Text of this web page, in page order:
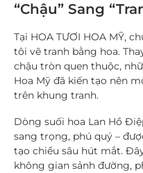
“Chậu” Sang
Tại HOA TƯƠI HOA MỸ,
tôi vẽ tranh bằng hoa.
chậu tròn quen thuộc,
Hoa Mỹ đã kiến tạo nên
trên khung tranh.
Dòng suối hoa Lan Hồ
sang trọng, phú quý –
tạo chiều sâu hút mắt.
không gian sảnh đường,